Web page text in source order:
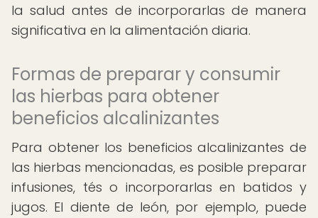
la salud antes de incorporarlas de manera
significativa en la alimentación diaria.
Formas de preparar y consumir
las hierbas para obtener
beneficios alcalinizantes
Para obtener los beneficios alcalinizantes de
las hierbas mencionadas, es posible preparar
infusiones, tés o incorporarlas en batidos y
jugos. El diente de león, por ejemplo, puede